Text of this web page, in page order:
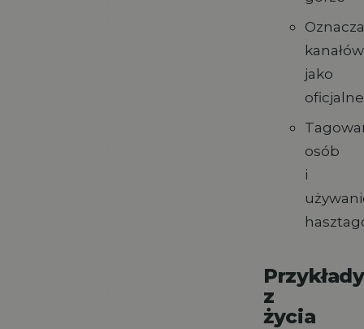
kanałów
jako
oficjalne
osób
i
Przykłady
z
życia